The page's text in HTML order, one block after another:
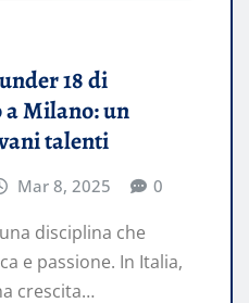
18 di
Milano: un
talenti
Mar 8, 2025 0
disciplina che
e passione. In Italia,
crescita…